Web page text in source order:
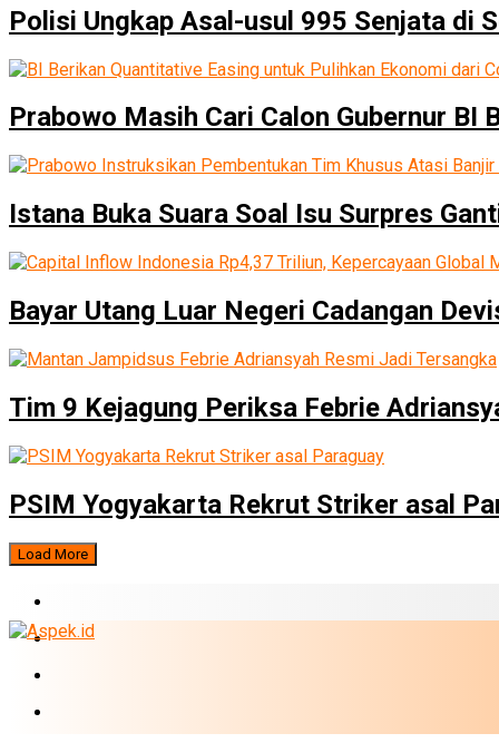
Polisi Ungkap Asal-usul 995 Senjata di
Prabowo Masih Cari Calon Gubernur BI
Istana Buka Suara Soal Isu Surpres
Bayar Utang Luar Negeri Cadangan
Tim 9 Kejagung Periksa Febrie
PSIM Yogyakarta Rekrut Striker asal
Load More
BUMN